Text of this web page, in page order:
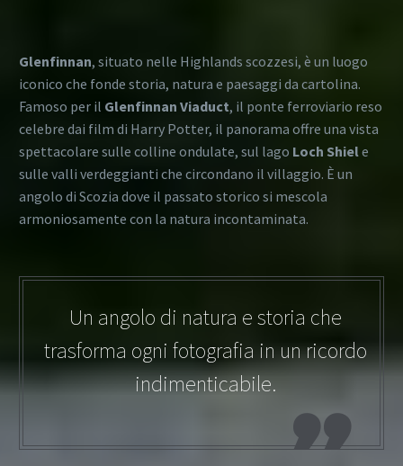
Glenfinnan, situato nelle Highlands scozzesi, è un luogo
iconico che fonde storia, natura e paesaggi da cartolina.
Famoso per il Glenfinnan Viaduct, il ponte ferroviario reso
celebre dai film di Harry Potter, il panorama offre una vista
spettacolare sulle colline ondulate, sul lago Loch Shiele
sulle valli verdeggianti che circondano il villaggio. È un
angolo di Scozia dove il passato storico si mescola
armoniosamente con la natura incontaminata.
Un angolo di natura e storia che
trasforma ogni fotografia in un ricordo
indimenticabile.
